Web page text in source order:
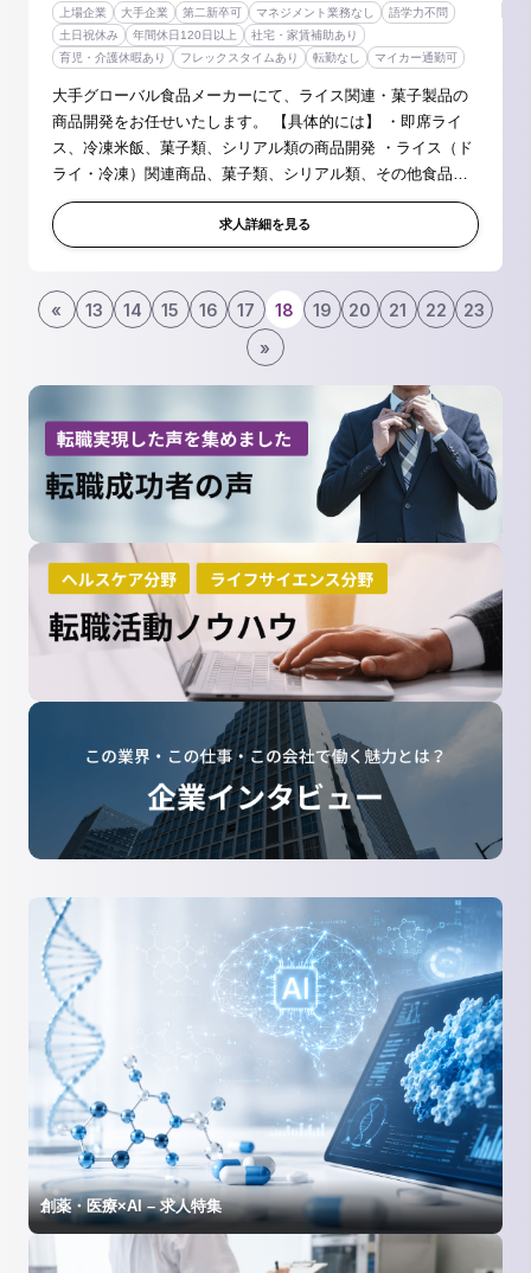
上場企業 大手企業 第二新卒可 マネジメント業務なし
語学力不問
土日祝休み
年間休日120日以上
社宅・家賃補助あり
育児・介護休暇あり
フレックスタイムあり 転勤なし マイカー通勤可
大手グローバル食品メーカーにて、ライス関連・菓子製品の
商品開発をお任せいたします。 【具体的には】 ・即席ライ
ス、冷凍米飯、菓子類、シリアル類の商品開発 ・ライス（ド
ライ・冷凍）関連商品、菓子類、シリアル類、その他食品の
基礎研究、新規技術開発 ・工場での生産ライン、商品立上げ
と品質フォロー ・...
求人詳細を見る
« 13 14 15 16 17 18 19 20 21 22
23
»
創薬・医療×AI – 求人特集